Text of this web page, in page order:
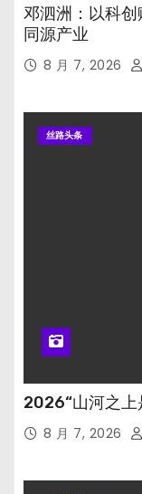
邓泗洲：以科
同源产业
8 月 7, 2026
丝路头条
2026“山河之上
8 月 7, 2026